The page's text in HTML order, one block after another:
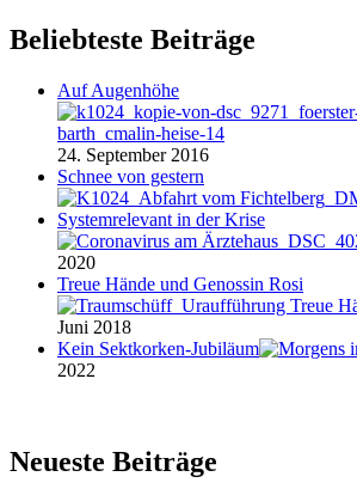
Beliebteste Beiträge
Auf Augenhöhe
24. September 2016
Schnee von gestern
Systemrelevant in der Krise
2020
Treue Hände und Genossin Rosi
Juni 2018
Kein Sektkorken-Jubiläum
2022
Neueste Beiträge